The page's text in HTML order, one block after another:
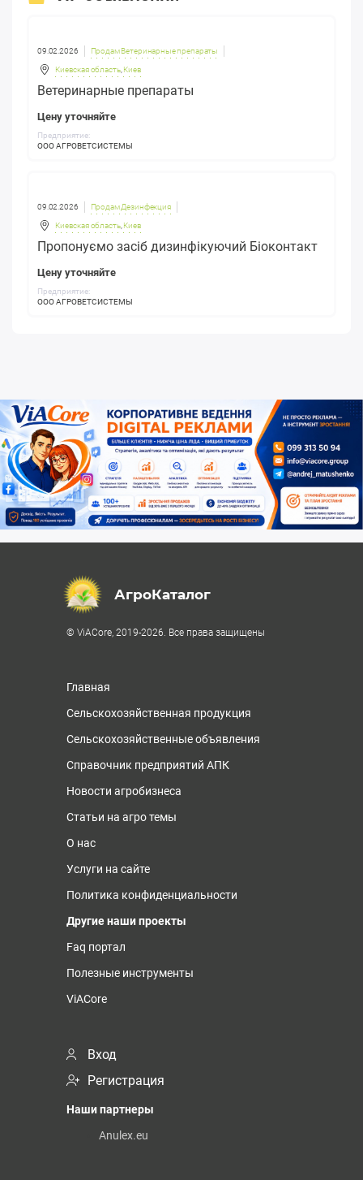
09.02.2026 Продам Ветеринарные препараты
Киевская область, Киев
Ветеринарные препараты
Цену уточняйте
Предприятие:
ООО АГРОВЕТСИСТЕМЫ
09.02.2026 Продам Дезинфекция
Киевская область, Киев
Пропонуємо засіб дизинфікуючий Біоконтакт
Цену уточняйте
Предприятие:
ООО АГРОВЕТСИСТЕМЫ
АгроКаталог
© ViACore, 2019-2026. Все права защищены
Главная
Сельскохозяйственная продукция
Сельскохозяйственные объявления
Справочник предприятий АПК
Новости агробизнеса
Статьи на агро темы
О нас
Услуги на сайте
Политика конфиденциальности
Другие наши проекты
Faq портал
Полезные инструменты
ViACore
Вход
Регистрация
Наши партнеры
Anulex.eu